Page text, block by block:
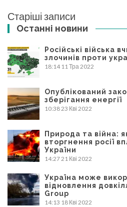
Навігація
записів
Старіші записи
Останні новини
Російські війська
злочинів проти
18:14 11 Тра 2022
Опублікований
зберігання енергії
10:3823 Кві 2022
Природа та війна:
вторгнення росії
України
14:2721 Кві 2022
Україна може
відновлення
Group
14:13 18 Кві 2022